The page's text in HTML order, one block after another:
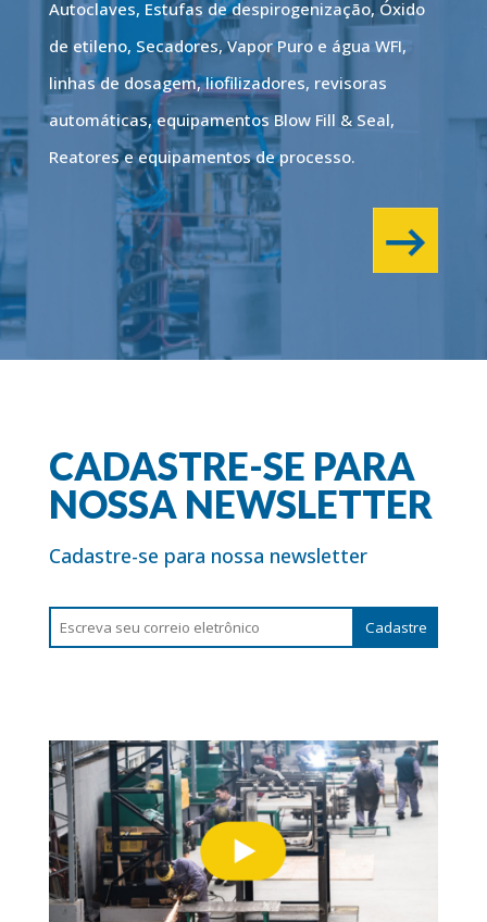
Autoclaves, Estufas de despirogenização, Óxido
de etileno, Secadores, Vapor Puro e água WFI,
linhas de dosagem, liofilizadores, revisoras
automáticas, equipamentos Blow Fill & Seal,
Reatores e equipamentos de processo.
CADASTRE-SE PARA
NOSSA NEWSLETTER
Cadastre-se para nossa newsletter